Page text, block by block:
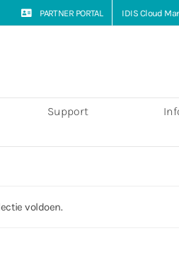
PARTNER PORTAL IDIS Cloud
Support
voldoen.